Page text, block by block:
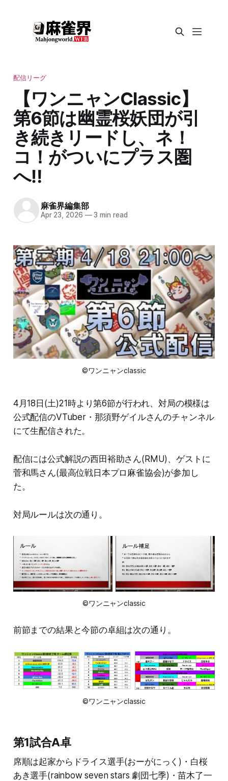
配信リーグ
【ワンニャンClassic】
第6節は幽霊桜妖団が引
き続きリードし、ネ！
コ！がついにプラス圏
へ‼
麻雀界編集部
Apr 23, 2026 —3 min read
©ワンニャンclassic
4月18日(土)21時より第6節が行われ、対局の模様は
公式配信のVTuber・那須野ゲイルさんのチャンネル
にて生配信された。
配信には公式解説の西田裕助さん(RMU)、ゲストに
菅和馬さん(最高位戦日本プロ麻雀協会)が参加し
た。
対局ルールは次の通り。
©ワンニャンclassic
前節までの結果と今節の卓組は次の通り。
©ワンニャンclassic
第1試合A卓
席順は起家からドライス選手(おーがにっく)・白桜
あき選手(rainbow seven stars 劇団七季)・苗木了一